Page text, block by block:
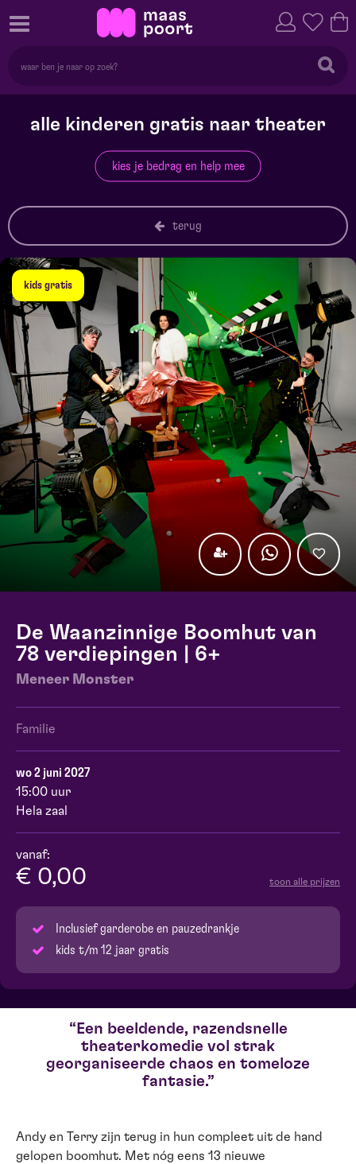
alle kinderen gratis naar theater
kies je bedrag en help mee
terug
kids gratis
De Waanzinnige Boomhut van
78 verdiepingen | 6+
Meneer Monster
Familie
wo 2 juni 2027
15:00 uur
Hela zaal
vanaf:
€ 0,00 toon alle prijzen
Inclusief garderobe en pauzedrankje
kids t/m 12 jaar gratis
Een beeldende, razendsnelle
theaterkomedie vol strak
georganiseerde chaos en tomeloze
fantasie.
Andy en Terry zijn terug in hun compleet uit de hand
gelopen boomhut. Met nóg eens 13 nieuwe